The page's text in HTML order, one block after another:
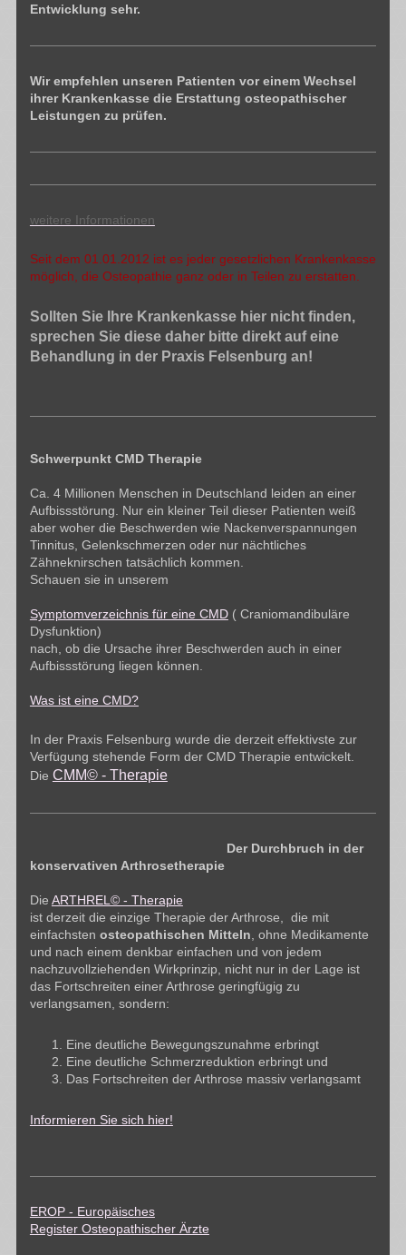
Entwicklung sehr.
Wir empfehlen unseren Patienten vor einem Wechsel
ihrer Krankenkasse die Erstattung osteopathischer
Leistungen zu prüfen.
weitere Informationen
Seit dem 01.01.2012 ist es jeder gesetzlichen Krankenkasse
möglich, die Osteopathie ganz oder in Teilen zu erstatten.
Sollten Sie Ihre Krankenkasse hier nicht finden,
sprechen Sie diese daher bitte direkt auf eine
Behandlung in der Praxis Felsenburg an!
Schwerpunkt CMD Therapie
Ca. 4 Millionen Menschen in Deutschland leiden an einer
Aufbissstörung. Nur ein kleiner Teil dieser Patienten weiß
aber woher die Beschwerden wie Nackenverspannungen
Tinnitus, Gelenkschmerzen oder nur nächtliches
Zähneknirschen tatsächlich kommen.
Schauen sie in unserem
Symptomverzeichnis für eine CMD( Craniomandibuläre
Dysfunktion)
nach, ob die Ursache ihrer Beschwerden auch in einer
Aufbissstörung liegen können.
Was ist eine CMD?
In der Praxis Felsenburg wurde die derzeit effektivste zur
Verfügung stehende Form der CMD Therapie entwickelt.
Die CMM© - Therapie
Der Durchbruch in der
konservativen Arthrosetherapie
Die ARTHREL© - Therapie
ist derzeit die einzige Therapie der Arthrose, die mit
einfachsten osteopathischen Mitteln , ohne Medikamente
und nach einem denkbar einfachen und von jedem
nachzuvollziehenden Wirkprinzip, nicht nur in der Lage ist
das Fortschreiten einer Arthrose geringfügig zu
verlangsamen, sondern:
Eine deutliche Bewegungszunahme erbringt
Eine deutliche Schmerzreduktion erbringt und
Das Fortschreiten der Arthrose massiv verlangsamt
Informieren Sie sich hier!
EROP - Europäisches
Register Osteopathischer Ärzte